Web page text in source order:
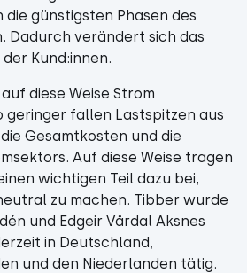
günstigsten Phasen des
Dadurch verändert sich das
Kund:innen.
diese Weise Strom
fallen Lastspitzen aus
Gesamtkosten und die
Auf diese Weise tragen
wichtigen Teil dazu bei,
zu machen. Tibber wurde
und Edgeir Vårdal Aksnes
in Deutschland,
und den Niederlanden tätig.